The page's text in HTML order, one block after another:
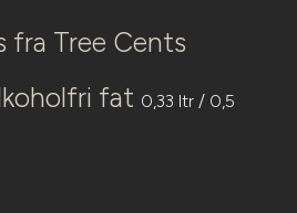
Tree Cents
fat 0,33 ltr / 0,5